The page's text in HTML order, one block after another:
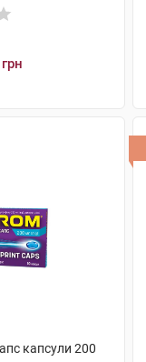
грн
капсули 200